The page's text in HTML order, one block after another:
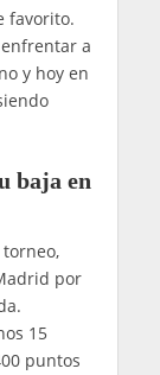
favorito.
a
y hoy en
baja en
por
15
puntos